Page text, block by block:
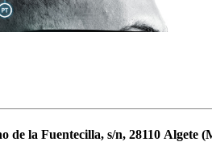
de la Fuentecilla, s/n, 28110 Algete